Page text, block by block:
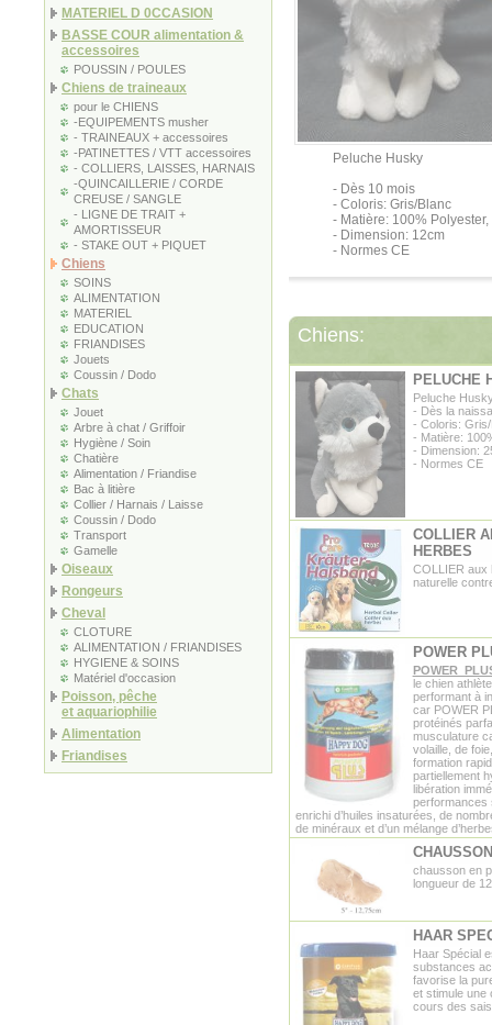
MATERIEL D 0CCASION
BASSE COUR alimentation &
accessoires
POUSSIN / POULES
Chiens de traineaux
pour le CHIENS
-EQUIPEMENTS musher
- TRAINEAUX + accessoires
-PATINETTES / VTT accessoires
- COLLIERS, LAISSES, HARNAIS
-QUINCAILLERIE / CORDE
CREUSE / SANGLE
- LIGNE DE TRAIT +
AMORTISSEUR
- STAKE OUT + PIQUET
Chiens
SOINS
ALIMENTATION
MATERIEL
EDUCATION
FRIANDISES
Jouets
Coussin / Dodo
Chats
Jouet
Arbre à chat / Griffoir
Hygiène / Soin
Chatière
Alimentation / Friandise
Bac à litière
Collier / Harnais / Laisse
Coussin / Dodo
Transport
Gamelle
Oiseaux
Rongeurs
Cheval
CLOTURE
ALIMENTATION / FRIANDISES
HYGIENE & SOINS
Matériel d'occasion
Poisson, pêche
et aquariophilie
Alimentation
Friandises
Peluche Husky
- Dès 10 mois
- Coloris: Gris/Blanc
- Matière: 100%
- Dimension: 12cm
- Normes CE
Chiens:
PELUCHE
Peluche
- Dès la
- Coloris:
- Matière:
- Dimension:
- Normes CE
COLLIER
HERBES
COLLIER aux
naturelle
POWER
POWER
le chien
performant à
car POWER
protéinés
musculature
volaille, de
formation
partiellement
libération
performances
enrichi d’huiles insaturées, de
de minéraux et d’un mélange
chausson en
longueur de
HAAR
Haar Spécial
substances
favorise la
et stimule une
cours des